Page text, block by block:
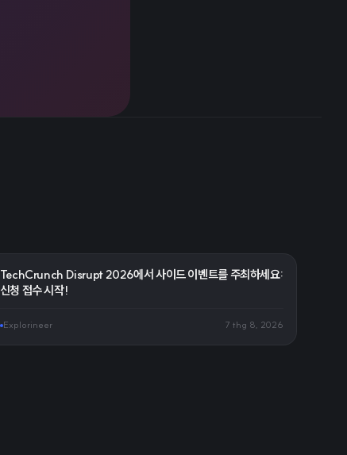
TechCrunch Disrupt 2026에서 사이드 이벤트를 주최하세요:
신청 접수 시작!
Explorineer 7 thg 8, 2026